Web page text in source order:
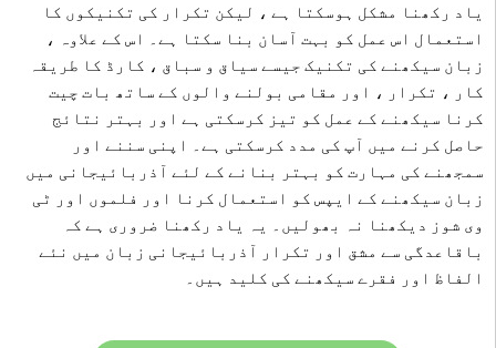
یاد رکھنا مشکل ہوسکتا ہے ، لیکن تکرار کی تکنیکوں کا
استعمال اس عمل کو بہت آسان بنا سکتا ہے۔ اس کے علاوہ ،
زبان سیکھنے کی تکنیک جیسے سیاق و سباق ، کارڈ کا طریقہ
کار ، تکرار ، اور مقامی بولنے والوں کے ساتھ بات چیت
کرنا سیکھنے کے عمل کو تیز کرسکتی ہے اور بہتر نتائج
حاصل کرنے میں آپ کی مدد کرسکتی ہے۔ اپنی سننے اور
سمجھنے کی مہارت کو بہتر بنانے کے لئے آذربائیجانی میں
زبان سیکھنے کے ایپس کو استعمال کرنا اور فلموں اور ٹی
وی شوز دیکھنا نہ بھولیں۔ یہ یاد رکھنا ضروری ہے کہ
باقاعدگی سے مشق اور تکرار آذربائیجانی زبان میں نئے
الفاظ اور فقرے سیکھنے کی کلید ہیں۔